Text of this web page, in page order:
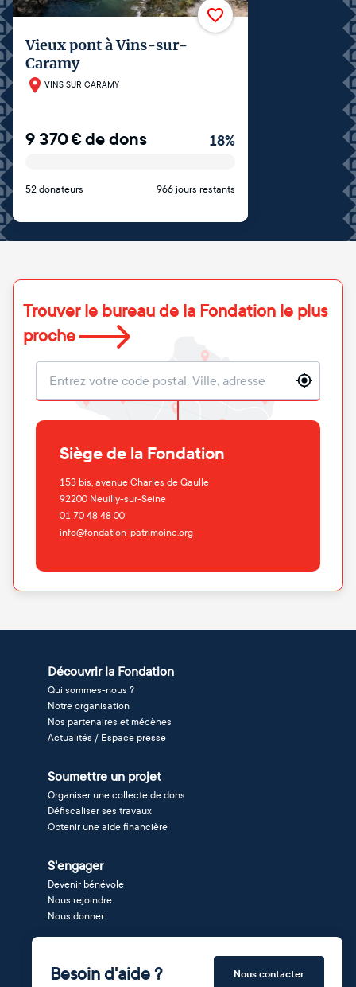
Vieux pont à Vins-sur-
Caramy
VINS SUR CARAMY
9 370€de dons 18%
52 donateurs 966 jours restants
Trouver le bureau de la Fondation le plus
proche
Localisation
Siège de la Fondation
153 bis, avenue Charles de Gaulle
92200 Neuilly-sur-Seine
01 70 48 48 00
info@fondation-patrimoine.org
Découvrir la Fondation
Qui sommes-nous ?
Notre organisation
Nos partenaires et mécènes
Actualités / Espace presse
Soumettre un projet
Organiser une collecte de dons
Défiscaliser ses travaux
Obtenir une aide financière
S'engager
Devenir bénévole
Nous rejoindre
Nous donner
Besoin d'aide ? Nous contacter